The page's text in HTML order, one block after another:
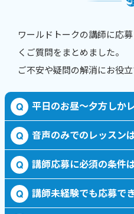
ワールドトークの講師に応
くご質問をまとめました。
ご不安や疑問の解消にお役
Q 平日のお昼〜夕方しか
Q 音声のみでのレッスン
Q 講師応募に必須の条件
Q 講師未経験でも応募で